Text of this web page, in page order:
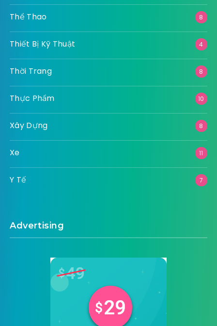
Thể Thao 8
Thiết Bị Kỹ Thuật 4
Thời Trang 8
Thực Phẩm 10
Xây Dựng 8
Xe 11
Y Tế 7
Advertising